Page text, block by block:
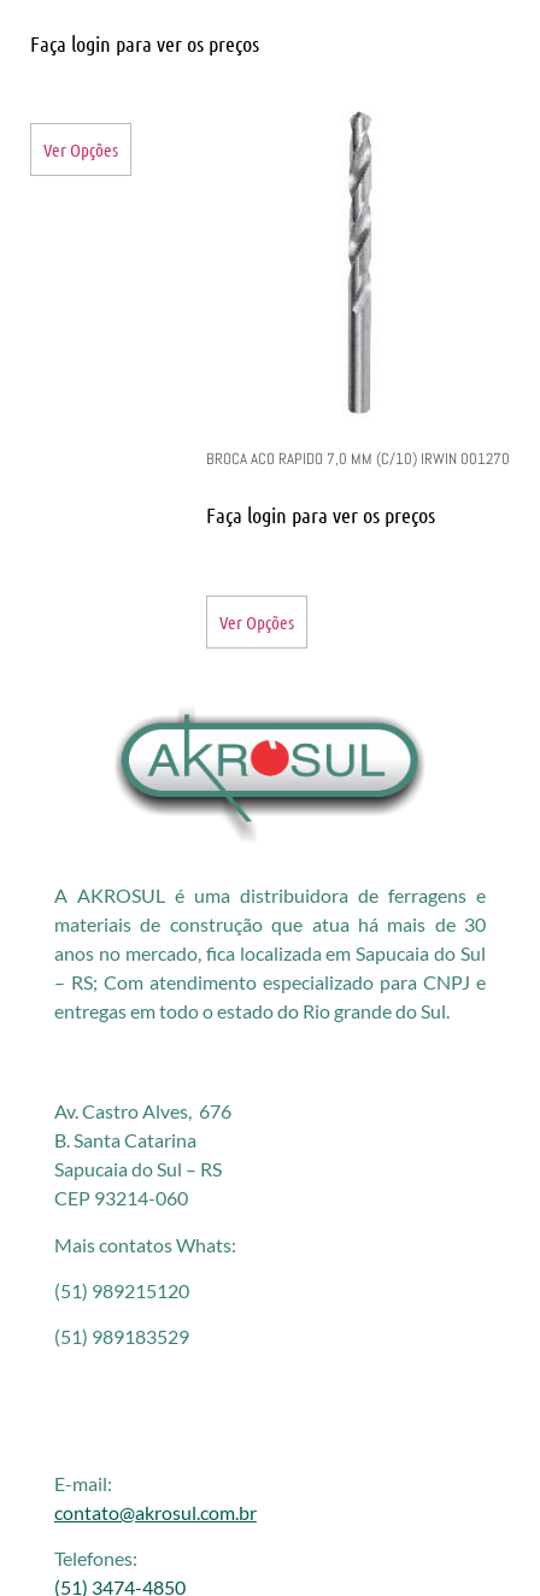
Faça login para ver os preços
Ver Opções
BROCA ACO RAPIDO 7,0 MM (C/10) IRWIN 001270
Faça login para ver os preços
Ver Opções
A AKROSUL é uma distribuidora de ferragens e
materiais de construção que atua há mais de 30
anos no mercado, fica localizada em Sapucaia do Sul
– RS; Com atendimento especializado para CNPJ e
entregas em todo o estado do Rio grande do Sul.
Av. Castro Alves, 676
B. Santa Catarina
Sapucaia do Sul – RS
CEP 93214-060
Mais contatos Whats:
(51) 989215120
(51) 989183529
E-mail:
contato@akrosul.com.br
Telefones:
(51) 3474-4850